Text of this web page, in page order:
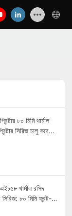
৮০ মিমি থার্মাল
সিরিজ চালু করেছে:
থার্মাল রসিদ
সিরিজ: ৮০ মিমি ফ্রন্ট-